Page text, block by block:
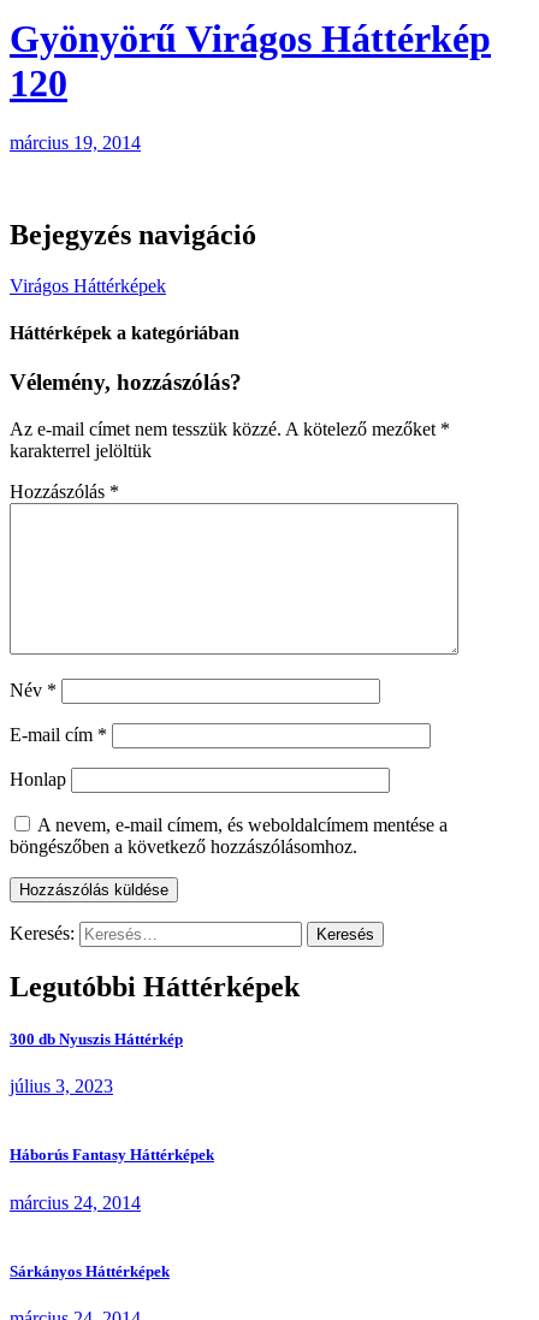
Gyönyörű Virágos Háttérkép
120
március 19, 2014
Bejegyzés navigáció
Virágos Háttérképek
Háttérképek a kategóriában
Vélemény, hozzászólás?
Az e-mail címet nem tesszük közzé. A kötelező mezőket *
karakterrel jelöltük
Hozzászólás *
Név *
E-mail cím *
Honlap
A nevem, e-mail címem, és weboldalcímem mentése a
böngészőben a következő hozzászólásomhoz.
Keresés:
Legutóbbi Háttérképek
300 db Nyuszis Háttérkép
július 3, 2023
Háborús Fantasy Háttérképek
március 24, 2014
Sárkányos Háttérképek